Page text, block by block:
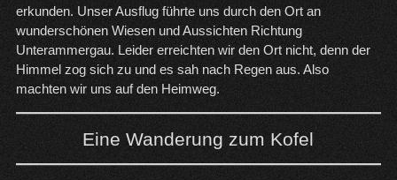
erkunden. Unser Ausflug führte uns durch den Ort an
wunderschönen Wiesen und Aussichten Richtung
Unterammergau. Leider erreichten wir den Ort nicht, denn der
Himmel zog sich zu und es sah nach Regen aus. Also
machten wir uns auf den Heimweg.
Eine Wanderung zum Kofel